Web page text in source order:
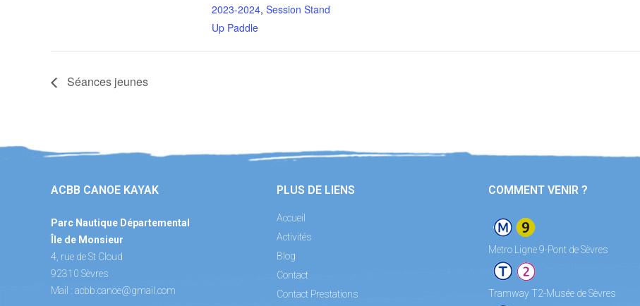
2023-2024, Session Stand
Up Paddle
Séances jeunes
ACBB CANOE KAYAK
Parc Nautique Départemental
Île de Monsieur
4, rue de St Cloud
92310 Sèvres
Mail : acbb.canoe@gmail.com
PLUS DE LIENS
Accueil
Activités
Blog
Contact
Contact Prestations
COMMENT VENIR ?
Metro Ligne 9-Pont de Sèvres
Tramway T2-Musée de Sèvres